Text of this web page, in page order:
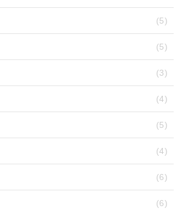
(5)
(5)
(3)
(4)
(5)
(4)
(6)
(6)